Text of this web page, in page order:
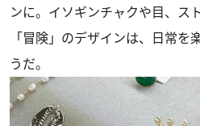
ンに。イソギンチャクや目、ス
「冒険」のデザインは、日常を
うだ。